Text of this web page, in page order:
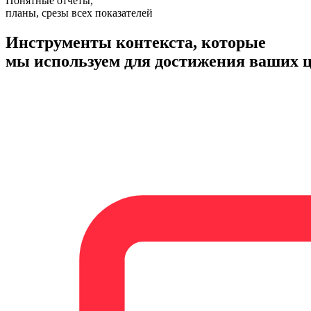
планы, срезы всех показателей
Инструменты контекста, которые
мы используем для достижения ваших